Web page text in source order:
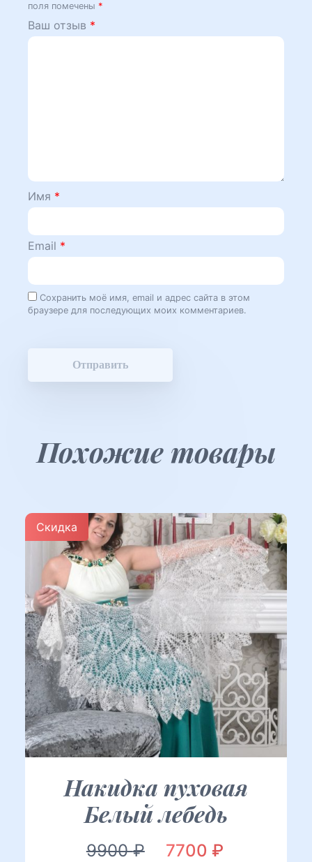
поля помечены *
Ваш отзыв *
Имя *
Email *
Сохранить моё имя, email и адрес сайта в этом
браузере для последующих моих комментариев.
Похожие товары
Скидка
Накидка пуховая
Белый лебедь
9900₽
Первоначальная
7700 ₽